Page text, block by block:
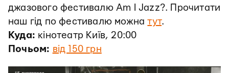
джазового фестивалю Am I Jazz?. Прочитати
наш гід по фестивалю можнатут.
Куда: кінотеатр Київ, 20:00
Почьом: від 150 грн